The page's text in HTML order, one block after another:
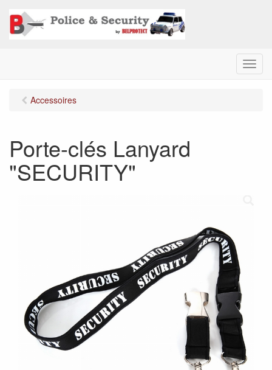
M
e
Accessoires
Porte-clés Lanyard
"SECURITY"